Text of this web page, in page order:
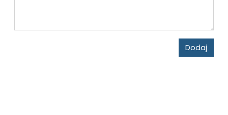
Dodaj